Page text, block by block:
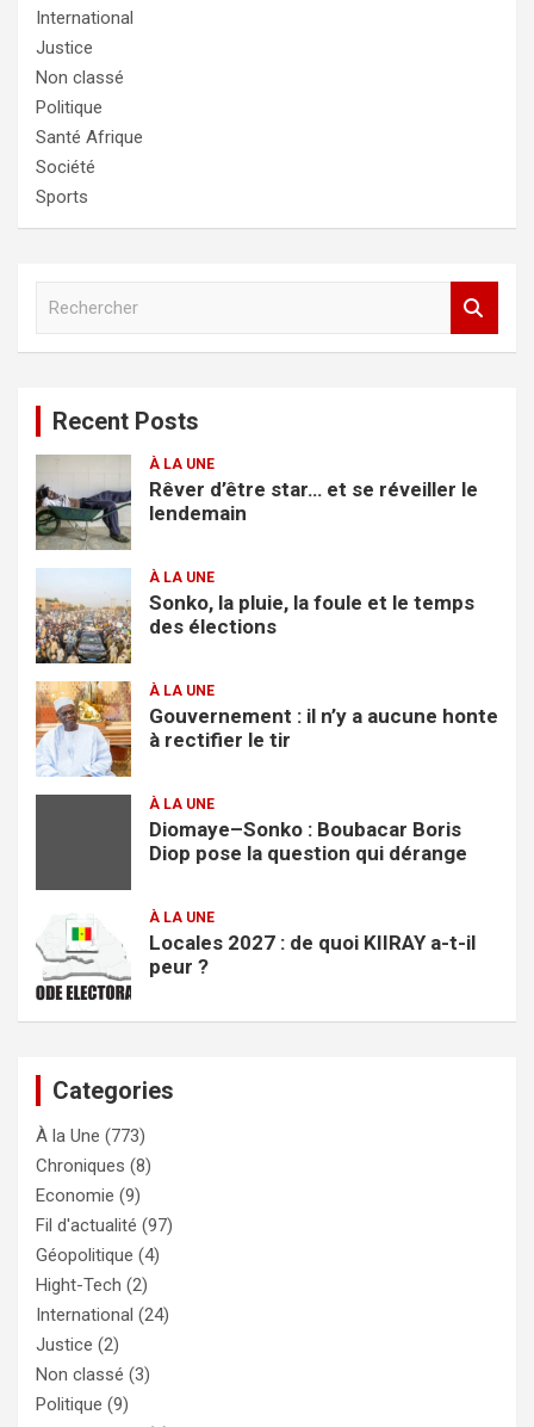
International
Justice
Non classé
Politique
Santé Afrique
Société
Sports
c
e
r
Recent Posts
À LA UNE
Rêver d’être star… et se réveiller le
lendemain
À LA UNE
Sonko, la pluie, la foule et le temps
des élections
À LA UNE
Gouvernement : il n’y a aucune honte
à rectifier le tir
À LA UNE
Diomaye–Sonko : Boubacar Boris
Diop pose la question qui dérange
À LA UNE
Locales 2027 : de quoi KIIRAY a-t-il
peur ?
Categories
À la Une (773)
Chroniques (8)
Economie (9)
Fil d'actualité (97)
Géopolitique (4)
Hight-Tech (2)
International (24)
Justice (2)
Non classé (3)
Politique (9)